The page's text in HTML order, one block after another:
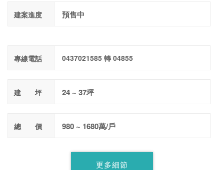
建案進度 預售中
專線電話 0437021585 轉 04855
建 坪 24 ~ 37坪
總 價 980 ~ 1680萬/戶
更多細節